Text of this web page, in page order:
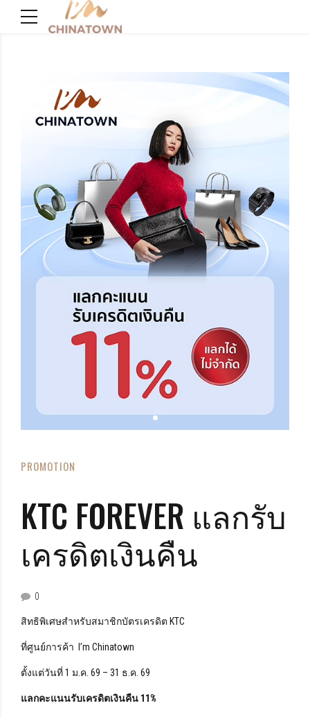
PROMOTION
KTC FOREVER แลกรับ
เครดิตเงินคืน
0
สิทธิพิเศษสำหรับสมาชิกบัตรเครดิต KTC
ที่ศูนย์การค้า I’m Chinatown
ตั้งแต่วันที่ 1 ม.ค. 69 – 31 ธ.ค. 69
แลกคะแนนรับเครดิตเงินคืน 11%